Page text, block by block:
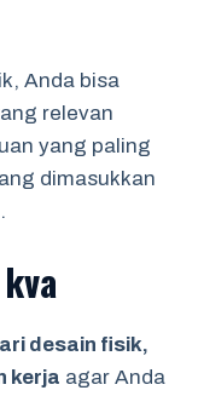
Anda bisa
relevan
yang paling
dimasukkan
desain fisik,
kerja agar Anda